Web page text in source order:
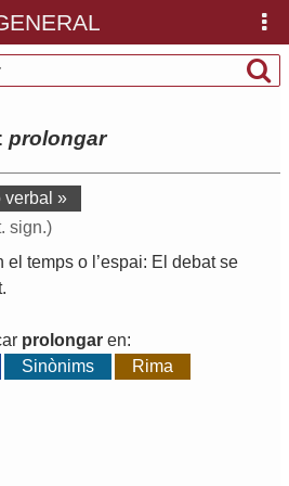
prolongar
verbal »
sign.)
el temps o ’espai: El debat se
.
prolongaren:
Sinònims Rima